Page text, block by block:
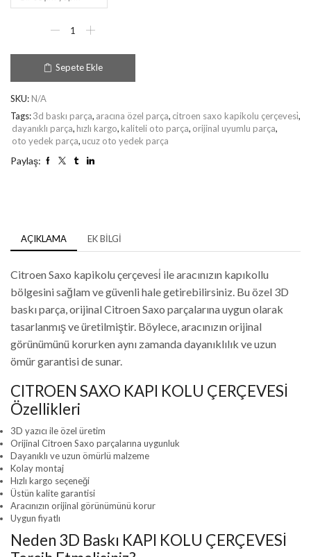
Sepete Ekle
SKU: N/A
Tags:3d baskı parça, aracına özel parça, citroen saxo kapikolu çerçevesi̇,
dayanıklı parça, hızlı kargo, kaliteli oto parça, orijinal uyumlu parça,
oto yedek parça, ucuz oto yedek parça
Paylaş:
AÇIKLAMA EK BILGI
Citroen Saxo kapikolu çerçevesi̇ ile aracınızın kapıkollu
bölgesini sağlam ve güvenli hale getirebilirsiniz. Bu özel 3D
baskı parça, orijinal Citroen Saxo parçalarına uygun olarak
tasarlanmış ve üretilmiştir. Böylece, aracınızın orijinal
görünümünü korurken aynı zamanda dayanıklılık ve uzun
ömür garantisi de sunar.
CITROEN SAXO KAPI KOLU ÇERÇEVESİ
Özellikleri
3D yazıcı ile özel üretim
Orijinal Citroen Saxo parçalarına uygunluk
Dayanıklı ve uzun ömürlü malzeme
Kolay montaj
Hızlı kargo seçeneği
Üstün kalite garantisi
Aracınızın orijinal görünümünü korur
Uygun fiyatlı
Neden 3D Baskı KAPI KOLU ÇERÇEVESİ